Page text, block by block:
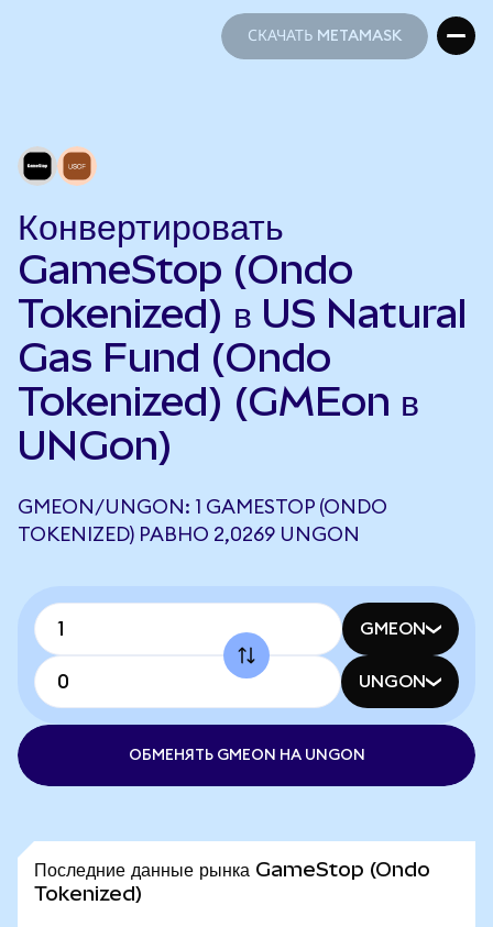
СКАЧАТЬ METAMASK
Конвертировать
GameStop (Ondo
Tokenized) в US Natural
Gas Fund (Ondo
Tokenized) (GMEon в
UNGon)
GMEON/UNGON: 1 GAMESTOP (ONDO
TOKENIZED) РАВНО 2,0269 UNGON
GMEON
UNGON
ОБМЕНЯТЬ GMEON НА UNGON
Последние данные рынка GameStop (Ondo
Tokenized)